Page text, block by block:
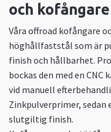
och
Våra offroad kofångare
höghållfaststål som är
finish och hållbarhet.
bockas den med en
vid manuell
Zinkpulverprimer,
slutgiltig finish.